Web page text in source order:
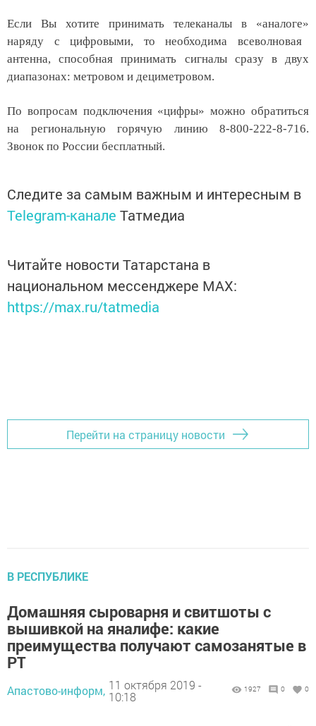
Если Вы хотите принимать телеканалы в «аналоге»
наряду с цифровыми, то необходима всеволновая
антенна, способная принимать сигналы сразу в двух
диапазонах: метровом и дециметровом.
По вопросам подключения «цифры» можно обратиться
на региональную горячую линию 8-800-222-8-716.
Звонок по России бесплатный.
Следите за самым важным и интересным в
Telegram-канале Татмедиа
Читайте новости Татарстана в
национальном мессенджере MАХ:
https://max.ru/tatmedia
Перейти на страницу новости
В РЕСПУБЛИКЕ
Домашняя сыроварня и свитшоты с
вышивкой на яналифе: какие
преимущества получают самозанятые в
РТ
Апастово-информ, 11 октября 2019 -
10:18
1927 0 0